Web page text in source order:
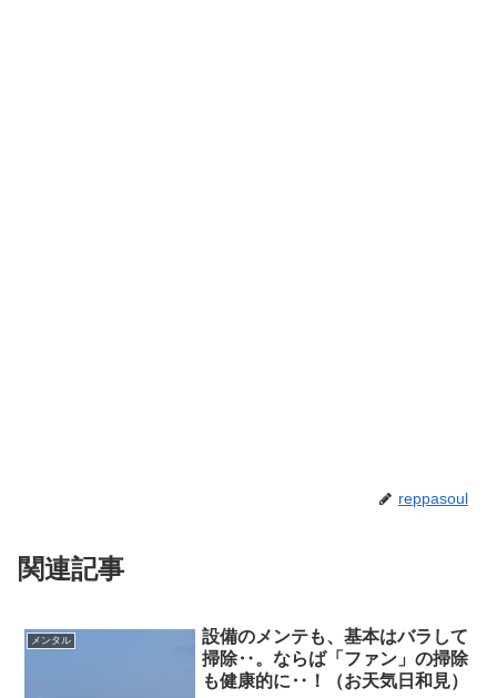
reppasoul
関連記事
メンタル
設備のメンテも、基本はバラして
掃除‥。ならば「ファン」の掃除
も健康的に‥！（お天気日和見）